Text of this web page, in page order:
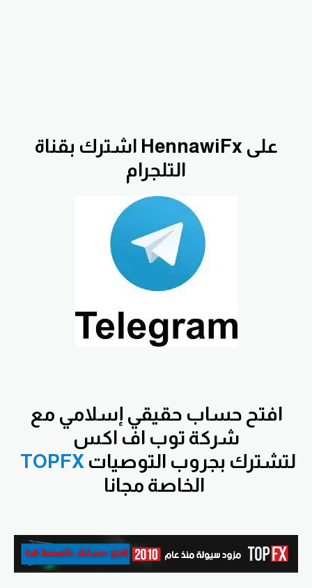
اشترك بقناة HennawiFx على
التلجرام
افتح حساب حقيقي إسلامي مع
شركة توب اف اكس
TOPFX